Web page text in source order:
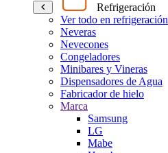
Refrigeración
Ver todo en refrigeración
Neveras
Nevecones
Congeladores
Minibares y Vineras
Dispensadores de Agua
Fabricador de hielo
Marca
Samsung
LG
Mabe